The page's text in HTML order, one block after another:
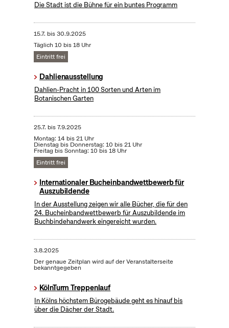
Die Stadt ist die Bühne für ein buntes Programm
15.7. bis30.9.2025
Täglich 10 bis 18 Uhr
Eintritt frei
Dahlienausstellung
Dahlien-Pracht in 100 Sorten und Arten im
Botanischen Garten
25.7. bis7.9.2025
Montag: 14 bis 21 Uhr
Dienstag bis Donnerstag: 10 bis 21 Uhr
Freitag bis Sonntag: 10 bis 18 Uhr
Eintritt frei
Internationaler Bucheinbandwettbewerb für
Auszubildende
In der Ausstellung zeigen wir alle Bücher, die für den
24. Bucheinbandwettbewerb für Auszubildende im
Buchbindehandwerk eingereicht wurden.
3.8.2025
Der genaue Zeitplan wird auf der Veranstalterseite
bekanntgegeben
KölnTurm Treppenlauf
In Kölns höchstem Bürogebäude geht es hinauf bis
über die Dächer der Stadt.